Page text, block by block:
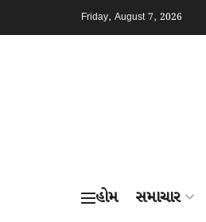
Friday, August 7, 2026
હોમ સમાચાર